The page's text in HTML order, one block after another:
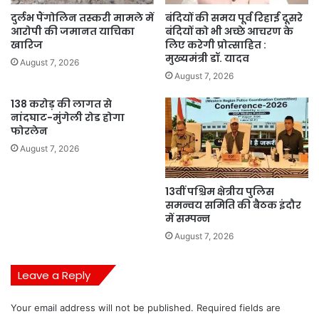
दुर्लभ पैंगोलिन तस्करी मामले में
आरोपी की जमानत याचिका
खारिज
August 7, 2026
बंदियों की समय पूर्व रिहाई दूसरे
बंदियों को भी अच्छे आचरण के
लिए करेगी प्रोत्साहित :
मुख्यमंत्री डॉ. यादव
August 7, 2026
138 करोड़ की लागत से
नांदघाट-मुंगेली रोड होगा
फोरलेन
August 7, 2026
13वीं पश्चिम क्षेत्रीय पुलिस
समन्वय समिति की बैठक इंदौर
में सम्पन्न
August 7, 2026
Leave a Reply
Your email address will not be published. Required fields are